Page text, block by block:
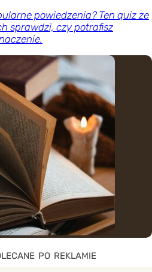
powiedzenia? Ten quiz ze
sprawdzi, czy potrafisz